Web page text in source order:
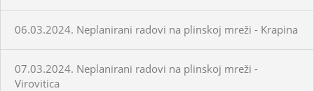
06.03.2024. Neplanirani radovi na plinskoj mreži - Krapina
07.03.2024. Neplanirani radovi na plinskoj mreži -
Virovitica